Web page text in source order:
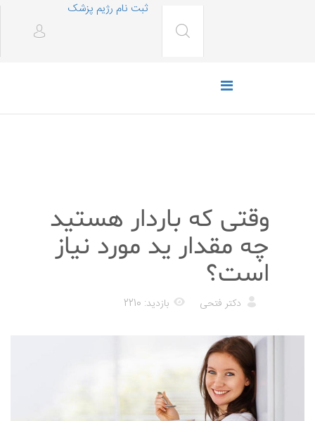
ثبت نام رژیم پزشک
وقتی که باردار هستید
چه مقدار ید مورد نیاز
است؟
دکتر فتحی بازدید: 2210